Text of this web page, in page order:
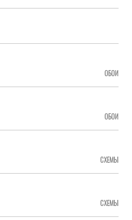
ОБОИ
ОБОИ
СХЕМЫ
СХЕМЫ